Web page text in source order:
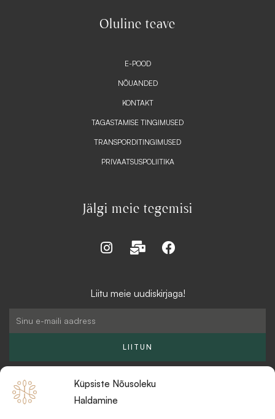
Küpsiste Nõusoleku
Haldamine
Oluline teave
E-POOD
NÕUANDED
KONTAKT
TAGASTAMISE TINGIMUSED
TRANSPORDITINGIMUSED
PRIVAATSUSPOLIITIKA
Jälgi meie tegemisi
I
a
M
-
l
k
F
b
Liitu meie uudiskirjaga!
Email
LIITUN